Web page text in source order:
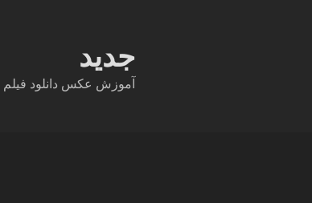
جدید
آموزش عکس دانلود فیلم